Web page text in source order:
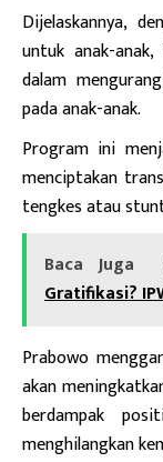
Dijelaskannya,
untuk anak-
dalam
pada anak-anak.
Program ini
menciptakan
tengkes atau
Baca Juga
Gratifikasi?
Prabowo
akan
berdampak
menghilangkan